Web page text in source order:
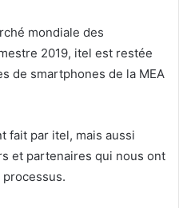
mondiale des
2019, itel est restée
de smartphones de la MEA
fait par itel, mais aussi
et partenaires qui nous ont